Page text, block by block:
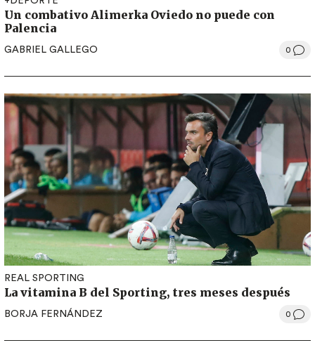
Un combativo Alimerka Oviedo no puede con
Palencia
GABRIEL GALLEGO 0
REAL SPORTING
La vitamina B del Sporting, tres meses después
BORJA FERNÁNDEZ 0